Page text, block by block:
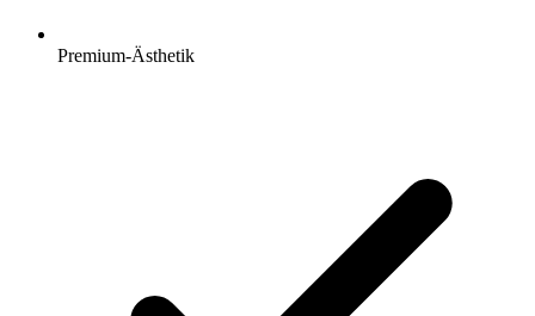
Premium-Ästhetik